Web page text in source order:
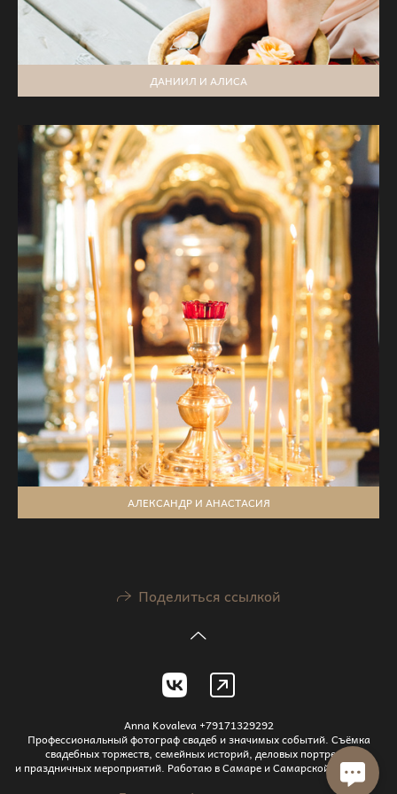
ДАНИИЛ И АЛИСА
АЛЕКСАНДР И АНАСТАСИЯ
Поделиться ссылкой
Anna Kovaleva +79171329292
Профессиональный фотограф свадеб и значимых событий. Съёмка
свадебных торжеств, семейных историй, деловых портретов
и праздничных мероприятий. Работаю в Самаре и Самарской области.